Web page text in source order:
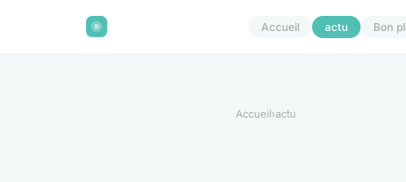
Accueil actu Bon
Accueil›actu